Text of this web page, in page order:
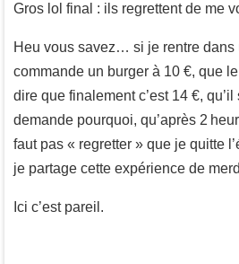
Gros lol final : ils regrettent de me
Heu vous savez… si je rentre dans
commande un burger à 10 €, que
dire que finalement c’est 14 €,
demande pourquoi, qu’après 2
faut pas « regretter » que je quitte
je partage cette expérience de
Ici c’est pareil.